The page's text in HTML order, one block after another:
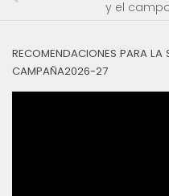
y el
RECOMENDACIONES PARA LA
CAMPAÑA2026-27